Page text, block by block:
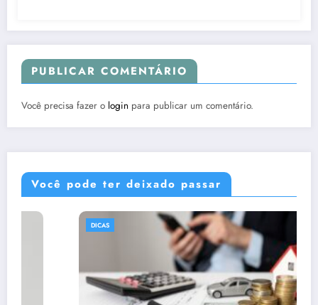
PUBLICAR COMENTÁRIO
Você precisa fazer o login para publicar um comentário.
Você pode ter deixado passar